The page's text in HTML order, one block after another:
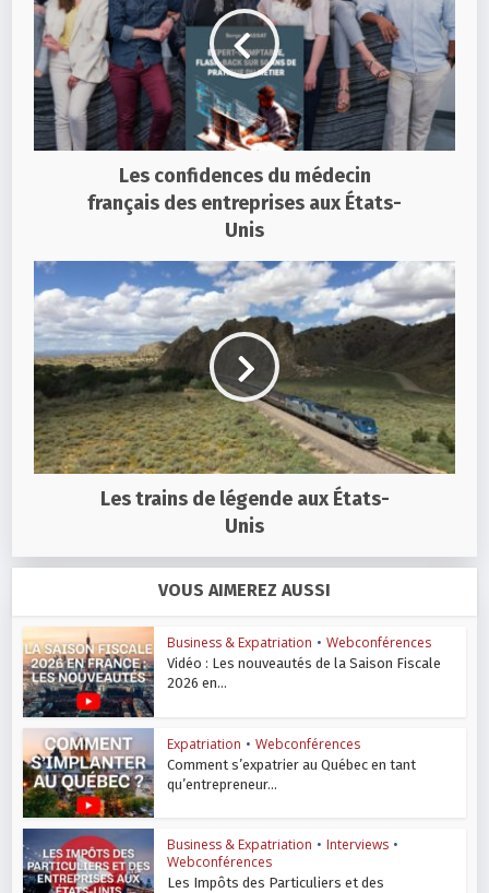
Les confidences du médecin
français des entreprises aux États-
Unis
Les trains de légende aux États-
Unis
VOUS AIMEREZ AUSSI
Business & Expatriation • Webconférences
Vidéo : Les nouveautés de la Saison Fiscale
2026 en...
Expatriation • Webconférences
Comment s’expatrier au Québec en tant
qu’entrepreneur...
Business & Expatriation • Interviews •
Webconférences
Les Impôts des Particuliers et des